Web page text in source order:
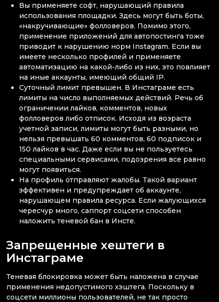
Вы применяете софт, нарушающий правила
использования площадки. Здесь могут быть боты,
«накручивающие» фолловеров. Помимо этого,
применение приложений для автопостинга тоже
приводит к нарушению норм Instagram. Если вы
имеете несколько профилей и применяете
автоматизацию на какой-либо из них, это повлияет
на иные аккаунты, имеющий общий IP.
Суточный лимит превышен. В Инстаграме есть
лимиты на число выполняемых действий. Речь об
ограничении лайков, комментов, новых
фолловеров либо отписок. Исходя из возраста
учетной записи, лимиты могут быть разными, но
нельзя превышать 60 комментов, 60 подписок и
150 лайков в час. Даже если вы не пользуетесь
специальными сервисами, подозрения все равно
могут появиться.
На профиль отправляют жалобы. Такой вариант
эффективен и предупреждает об аккаунте,
нарушающем правила ресурса. Если жалующихся
чересчур много, саппорт соцсети способен
наложить теневой бан в Инсте.
Запрещенные хештеги в
Инстаграме
Теневая блокировка может быть наложена в случае
применения недопустимого хэштега. Поскольку в
соцсети миллионы пользователей, не так просто